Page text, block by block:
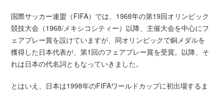
国際サッカー連盟（FIFA）では、1968年の第19回オリンピック
競技大会（1968/メキシコシティー）以降、主催大会を中心にフ
ェアプレー賞を設けていますが、同オリンピックで銅メダルを
獲得した日本代表が、第1回のフェアプレー賞を受賞。以降、そ
れは日本の代名詞ともなっていきました。
とはいえ、日本は1998年のFIFAワールドカップに初出場するま